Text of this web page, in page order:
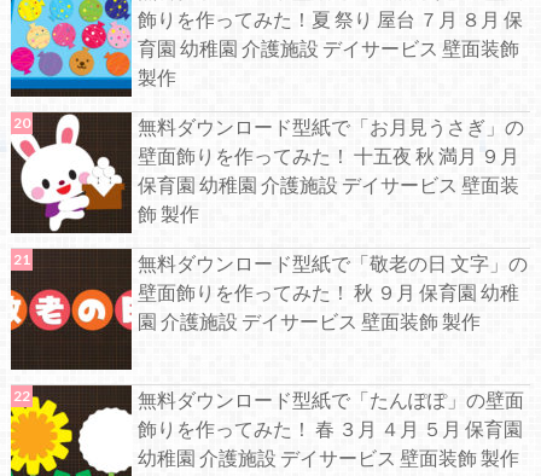
飾りを作ってみた！夏 祭り 屋台 ７月 ８月 保
育園 幼稚園 介護施設 デイサービス 壁面装飾
製作
無料ダウンロード型紙で「お月見うさぎ」の
壁面飾りを作ってみた！ 十五夜 秋 満月 ９月
保育園 幼稚園 介護施設 デイサービス 壁面装
飾 製作
無料ダウンロード型紙で「敬老の日 文字」の
壁面飾りを作ってみた！ 秋 ９月 保育園 幼稚
園 介護施設 デイサービス 壁面装飾 製作
無料ダウンロード型紙で「たんぽぽ」の壁面
飾りを作ってみた！ 春 ３月 ４月 ５月 保育園
幼稚園 介護施設 デイサービス 壁面装飾 製作